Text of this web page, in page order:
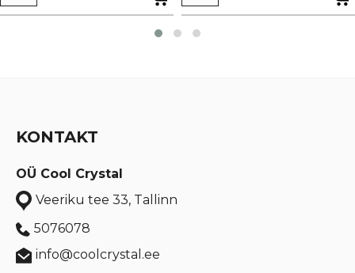
KONTAKT
OÜ Cool Crystal
Veeriku tee 33, Tallinn
5076078
info@coolcrystal.ee